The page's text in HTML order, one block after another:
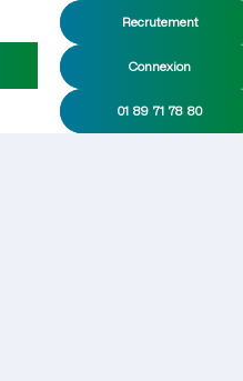
Recrutement
Connexion
01 89 71 78 80